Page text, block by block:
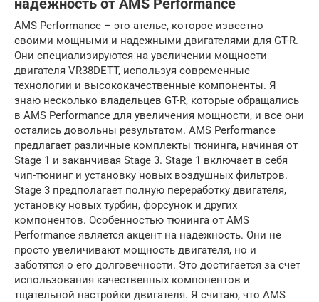
надежность от AMS Performance
AMS Performance – это ателье, которое известно
своими мощными и надежными двигателями для GT-R.
Они специализируются на увеличении мощности
двигателя VR38DETT, используя современные
технологии и высококачественные компоненты. Я
знаю несколько владельцев GT-R, которые обращались
в AMS Performance для увеличения мощности, и все они
остались довольны результатом. AMS Performance
предлагает различные комплекты тюнинга, начиная от
Stage 1 и заканчивая Stage 3. Stage 1 включает в себя
чип-тюнинг и установку новых воздушных фильтров.
Stage 3 предполагает полную переработку двигателя,
установку новых турбин, форсунок и других
компонентов. Особенностью тюнинга от AMS
Performance является акцент на надежность. Они не
просто увеличивают мощность двигателя, но и
заботятся о его долговечности. Это достигается за счет
использования качественных компонентов и
тщательной настройки двигателя. Я считаю, что AMS